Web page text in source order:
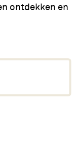
ontdekken en